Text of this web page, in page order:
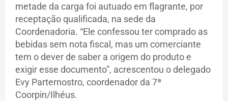
metade da carga foi autuado em flagrante, por
receptação qualificada, na sede da
Coordenadoria. “Ele confessou ter comprado as
bebidas sem nota fiscal, mas um comerciante
tem o dever de saber a origem do produto e
exigir esse documento”, acrescentou o delegado
Evy Parternostro, coordenador da 7ª
Coorpin/Ilhéus.